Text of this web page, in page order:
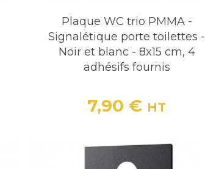
Plaque WC trio PMMA -
Signalétique porte toilettes -
Noir et blanc - 8x15 cm, 4
adhésifs fournis
Prix
7,90 € HT